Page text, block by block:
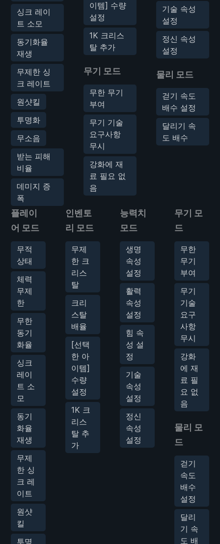
싱크 레이
트 소모
동기화율
재생
무제한 싱
크 레이트
원샷킬
투명화
무소음
받는 피해
비율
데미지 증
폭
이템] 수량
설정
1K 크리스
탈 추가
무기 모드
무한 무기
부여
무기 기술
요구사항
무시
강화에 재
료 필요 없
음
기술 속성
설정
정신 속성
설정
물리 모드
걷기 속도
배수 설정
달리기 속
도 배수
플레이
어 모드
무적
상태
체력
무제
한
무한
동기
화율
싱크
레이
트 소
모
동기
화율
재생
무제
한 싱
크 레
이트
원샷
킬
투명
인벤토
리 모드
무제
한 크
리스
탈
크리
스탈
배율
[선택
한 아
이템]
수량
설정
1K 크
리스
탈 추
가
능력치
모드
생명
속성
설정
활력
속성
설정
힘 속
성 설
정
기술
속성
설정
정신
속성
설정
무기 모
드
무한
무기
부여
무기
기술
요구
사항
무시
강화
에 재
료 필
요 없
음
물리 모
드
걷기
속도
배수
설정
달리
기 속
도 배